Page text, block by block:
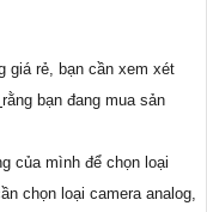
giá rẻ, bạn cần xem xét
rằng bạn đang mua sản
của mình để chọn loại
chọn loại camera analog,